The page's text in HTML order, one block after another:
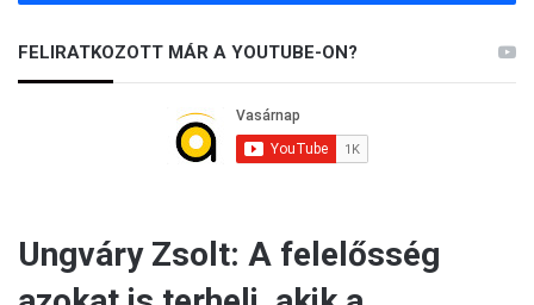
FELIRATKOZOTT MÁR A YOUTUBE-ON?